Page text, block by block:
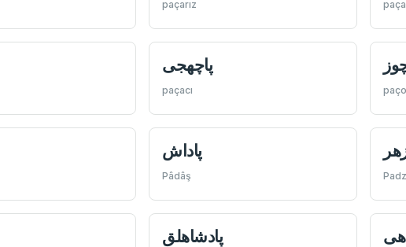
paçarız
پاچهجی
paçacı
پاداش
Pâdâş
پادشاهلق